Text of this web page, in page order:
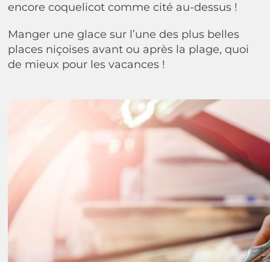
encore coquelicot comme cité au-dessus !
Manger une glace sur l’une des plus belles
places niçoises avant ou après la plage, quoi
de mieux pour les vacances !